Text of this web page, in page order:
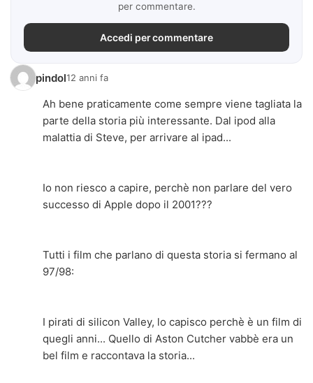
per commentare.
Accedi per commentare
pindol12 anni fa
Ah bene praticamente come sempre viene tagliata la
parte della storia più interessante. Dal ipod alla
malattia di Steve, per arrivare al ipad...
Io non riesco a capire, perchè non parlare del vero
successo di Apple dopo il 2001???
Tutti i film che parlano di questa storia si fermano al
97/98:
I pirati di silicon Valley, lo capisco perchè è un film di
quegli anni... Quello di Aston Cutcher vabbè era un
bel film e raccontava la storia...